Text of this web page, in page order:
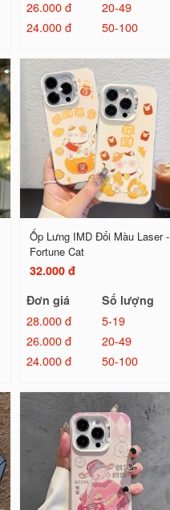
26.000 đ
20-49
24.000 đ
50-100
Ốp Lưng IMD Đổi Màu Laser -
Fortune Cat
32.000 đ
Đơn giá
Số lượng
28.000 đ
5-19
26.000 đ
20-49
24.000 đ
50-100